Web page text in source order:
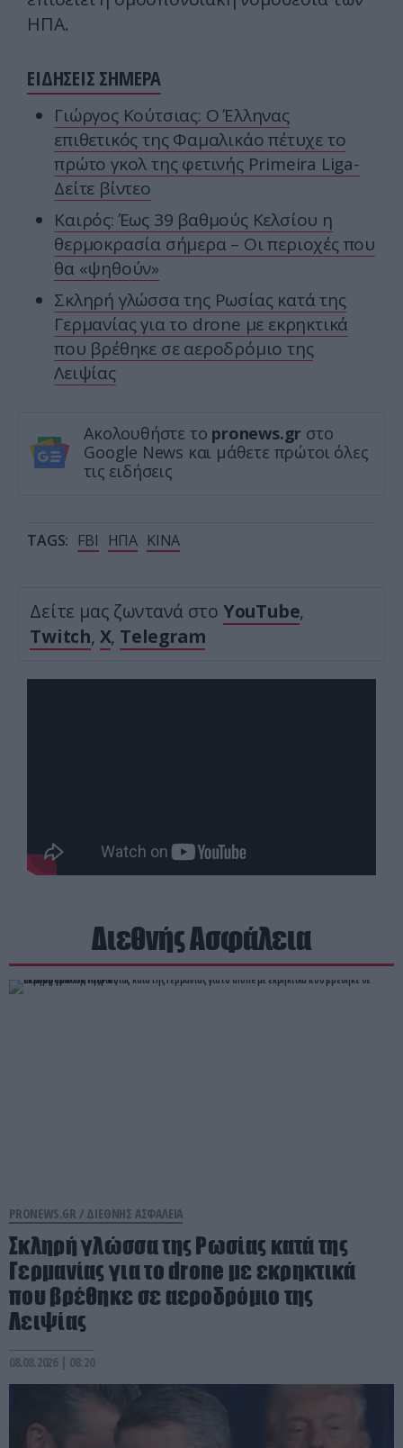
ΗΠΑ.
ΕΙΔΗΣΕΙΣ ΣΗΜΕΡΑ
Γιώργος Κούτσιας: Ο Έλληνας
επιθετικός της Φαμαλικάο πέτυχε το
πρώτο γκολ της φετινής Primeira Liga-
Δείτε βίντεο
Καιρός: Έως 39 βαθμούς Κελσίου η
θερμοκρασία σήμερα – Οι περιοχές που
θα «ψηθούν»
Σκληρή γλώσσα της Ρωσίας κατά της
Γερμανίας για το drone με εκρηκτικά
που βρέθηκε σε αεροδρόμιο της
Λειψίας
Ακολουθήστε το pronews.gr στο
Google News και μάθετε πρώτοι όλες
τις ειδήσεις
TAGS: FBI ΗΠΑ ΚΙΝΑ
Δείτε μας ζωντανά στο YouTube,
Twitch, X, Telegram
Διεθνής Ασφάλεια
PRONEWS.GR / ΔΙΕΘΝΗΣ ΑΣΦΑΛΕΙΑ
Σκληρή γλώσσα της Ρωσίας κατά της
Γερμανίας για το drone με εκρηκτικά
που βρέθηκε σε αεροδρόμιο της
Λειψίας
08.08.2026 | 08:20